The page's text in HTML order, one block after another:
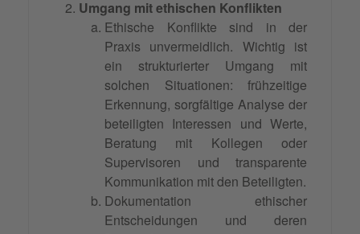
Umgang mit ethischen Konflikten
Ethische Konflikte sind in der
Praxis unvermeidlich. Wichtig ist
ein strukturierter Umgang mit
solchen Situationen: frühzeitige
Erkennung, sorgfältige Analyse der
beteiligten Interessen und Werte,
Beratung mit Kollegen oder
Supervisoren und transparente
Kommunikation mit den Beteiligten.
Dokumentation ethischer
Entscheidungen und deren